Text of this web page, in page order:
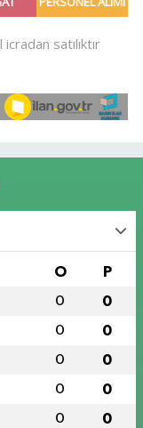
O P
0 0
0 0
0 0
0 0
0 0